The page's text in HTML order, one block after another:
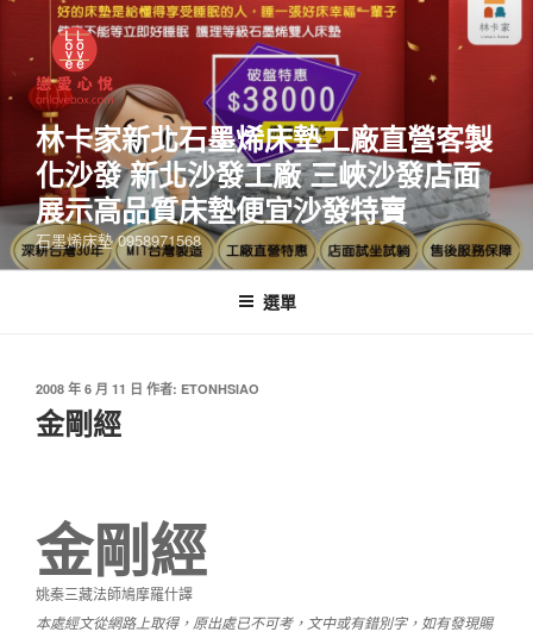
林卡家新北石墨烯床墊工廠直營客製
化沙發 新北沙發工廠 三峽沙發店面
展示高品質床墊便宜沙發特賣
石墨烯床墊 0958971568
選單
2008 年 6 月 11 日 作者: ETONHSIAO
金剛經
金剛經
姚秦三藏法師鳩摩羅什譯
本處經文從網路上取得，原出處已不可考，文中或有錯別字，如有發現賜